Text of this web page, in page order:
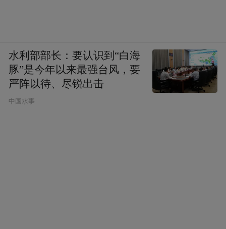
水利部部长：要认识到“白海
豚”是今年以来最强台风，要
严阵以待、尽锐出击
中国水事